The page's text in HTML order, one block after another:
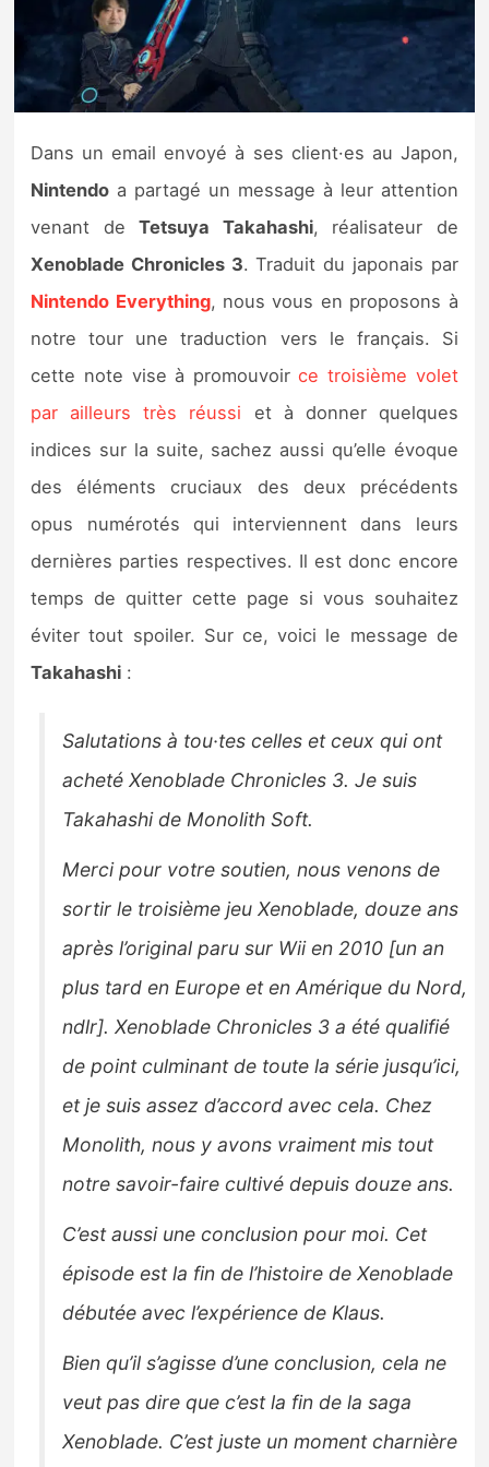
Nintendo Direct
Tests et previews
Tests de jeux
Tests d’accessoires
Autres tests
Previews
Précommandes
Précommandes jeux Switch 2
Sorties de jeux
Bons plans
Guides
Dans un email envoyé à ses client·es au Japon,
Nintendo a partagé un message à leur attention
venant deTetsuya Takahashi, réalisateur de
Xenoblade Chronicles 3. Traduit du japonais par
Nintendo Everything, nous vous en proposons à
notre tour une traduction vers le français. Si
cette note vise à promouvoirce troisième volet
par ailleurs très réussi et à donner quelques
indices sur la suite, sachez aussi qu’elle évoque
des éléments cruciaux des deux précédents
opus numérotés qui interviennent dans leurs
dernières parties respectives. Il est donc encore
temps de quitter cette page si vous souhaitez
éviter tout spoiler. Sur ce, voici le message de
Takahashi :
Salutations à tou·tes celles et ceux qui ont
acheté Xenoblade Chronicles 3. Je suis
Takahashi de Monolith Soft.
Merci pour votre soutien, nous venons de
sortir le troisième jeu Xenoblade, douze ans
après l’original paru sur Wii en 2010 [un an
plus tard en Europe et en Amérique du Nord,
ndlr]. Xenoblade Chronicles 3 a été qualifié
de point culminant de toute la série jusqu’ici,
et je suis assez d’accord avec cela. Chez
Monolith, nous y avons vraiment mis tout
notre savoir-faire cultivé depuis douze ans.
C’est aussi une conclusion pour moi. Cet
épisode est la fin de l’histoire de Xenoblade
débutée avec l’expérience de Klaus.
Bien qu’il s’agisse d’une conclusion, cela ne
veut pas dire que c’est la fin de la saga
Xenoblade. C’est juste un moment charnière